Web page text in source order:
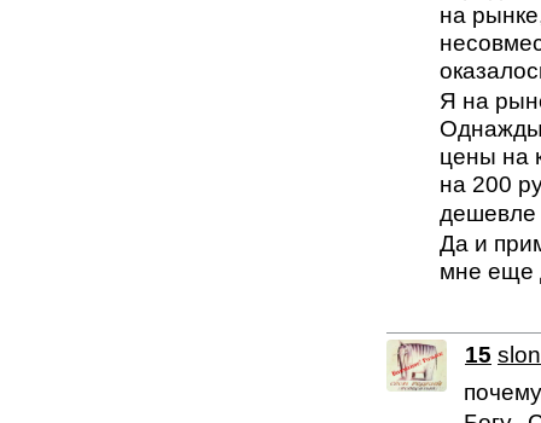
на
Я на
Однажды
цены на
на 200
Да и
мне еще
15 slon